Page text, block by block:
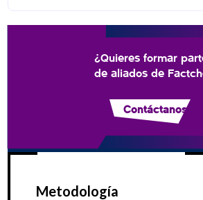
¿Quieres formar
de aliados de
Contáctanos
Metodología